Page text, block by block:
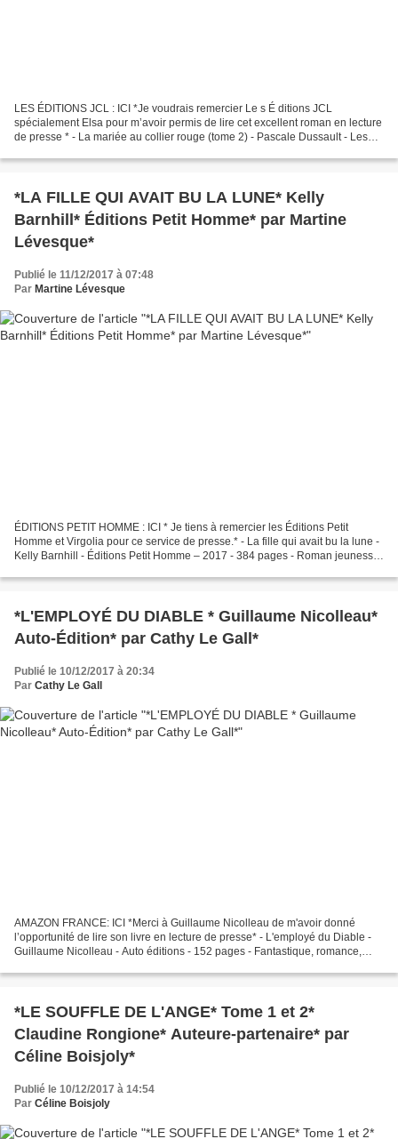
LES ÉDITIONS JCL : ICI *Je voudrais remercier Le s É ditions JCL
spécialement Elsa pour m’avoir permis de lire cet excellent roman en lecture
de presse * - La mariée au collier rouge (tome 2) - Pascale Dussault - Les
*LA FILLE QUI AVAIT BU LA LUNE* Kelly
Barnhill* Éditions Petit Homme* par Martine
Lévesque*
Publié le 11/12/2017 à 07:48
Par Martine Lévesque
ÉDITIONS PETIT HOMME : ICI * Je tiens à remercier les Éditions Petit
Homme et Virgolia pour ce service de presse.* - La fille qui avait bu la lune -
Kelly Barnhill - Éditions Petit Homme – 2017 - 384 pages - Roman jeunesse
*L'EMPLOYÉ DU DIABLE * Guillaume Nicolleau*
Auto-Édition* par Cathy Le Gall*
Publié le 10/12/2017 à 20:34
Par Cathy Le Gall
AMAZON FRANCE: ICI *Merci à Guillaume Nicolleau de m'avoir donné
l’opportunité de lire son livre en lecture de presse* - L'employé du Diable -
Guillaume Nicolleau - Auto éditions - 152 pages - Fantastique, romance,
*LE SOUFFLE DE L'ANGE* Tome 1 et 2*
Claudine Rongione* Auteure-partenaire* par
Céline Boisjoly*
Publié le 10/12/2017 à 14:54
Par Céline Boisjoly